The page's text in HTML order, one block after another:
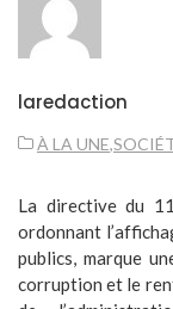
laredaction
À LA UNE,
La directive du
ordonnant
publics, marque
corruption et le